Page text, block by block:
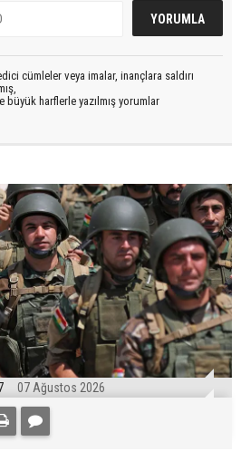
cümleler veya imalar, inançlara saldırı
büyük harflerle yazılmış yorumlar
07 Ağustos 2026